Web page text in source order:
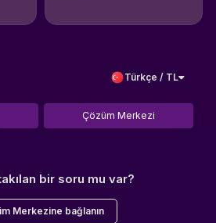
Türkçe / TL
Çözüm Merkezi
bir soru mu var?
Merkezine bağlanın